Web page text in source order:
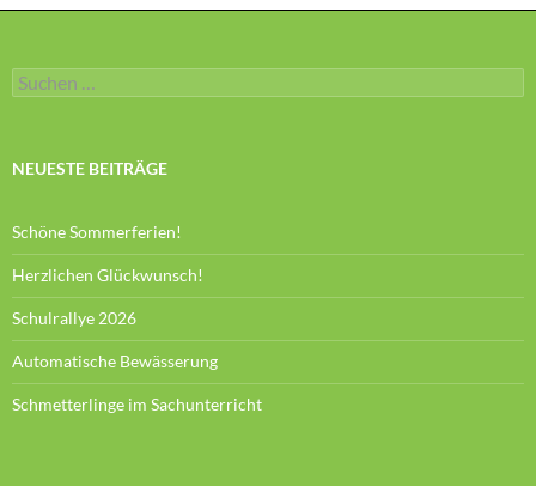
Suchen
nach:
NEUESTE BEITRÄGE
Schöne Sommerferien!
Herzlichen Glückwunsch!
Schulrallye 2026
Automatische Bewässerung
Schmetterlinge im Sachunterricht